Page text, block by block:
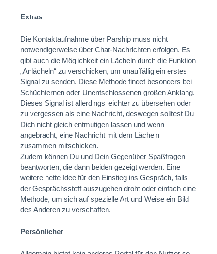
Extras
Die Kontaktaufnahme über Parship muss nicht
notwendigerweise über Chat-Nachrichten erfolgen. Es
gibt auch die Möglichkeit ein Lächeln durch die Funktion
„Anlächeln“ zu verschicken, um unauffällig ein erstes
Signal zu senden. Diese Methode findet besonders bei
Schüchternen oder Unentschlossenen großen Anklang.
Dieses Signal ist allerdings leichter zu übersehen oder
zu vergessen als eine Nachricht, deswegen solltest Du
Dich nicht gleich entmutigen lassen und wenn
angebracht, eine Nachricht mit dem Lächeln
zusammen mitschicken.
Zudem können Du und Dein Gegenüber Spaßfragen
beantworten, die dann beiden gezeigt werden. Eine
weitere nette Idee für den Einstieg ins Gespräch, falls
der Gesprächsstoff auszugehen droht oder einfach eine
Methode, um sich auf spezielle Art und Weise ein Bild
des Anderen zu verschaffen.
Persönlicher